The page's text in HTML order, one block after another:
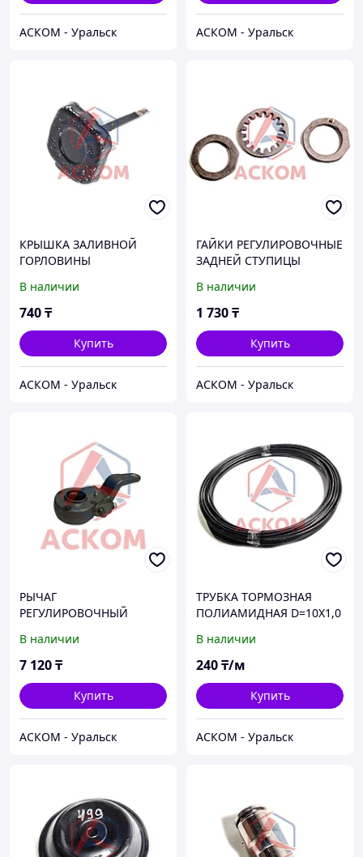
АСКОМ - Уральск АСКОМ - Уральск
КРЫШКА ЗАЛИВНОЙ
ГОРЛОВИНЫ
В наличии
740₸
Купить
АСКОМ - Уральск
ГАЙКИ РЕГУЛИРОВОЧНЫЕ
ЗАДНЕЙ СТУПИЦЫ
В наличии
1 730₸
Купить
АСКОМ - Уральск
РЫЧАГ
РЕГУЛИРОВОЧНЫЙ
(ТРЕЩЕТКА)
В наличии
7 120₸
Купить
АСКОМ - Уральск
ТРУБКА ТОРМОЗНАЯ
ПОЛИАМИДНАЯ D=10Х1,0
В наличии
240₸/м
Купить
АСКОМ - Уральск